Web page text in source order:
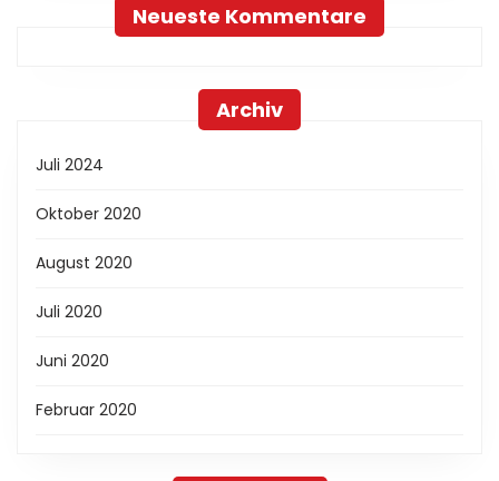
Neueste Kommentare
Archiv
Juli 2024
Oktober 2020
August 2020
Juli 2020
Juni 2020
Februar 2020